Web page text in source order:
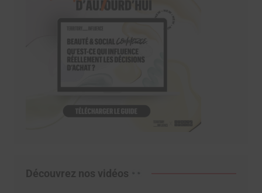
Découvrez nos vidéos